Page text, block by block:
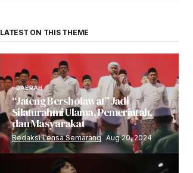
LATEST ON THIS THEME
DAERAH
“Jateng Bersholawat” Jadi
Silaturahmi Ulama, Pemerintah,
dan Masyarakat
Redaksi Lensa Semarang Aug 20, 2024